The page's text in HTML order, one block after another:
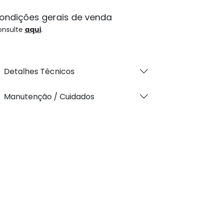
gerais de venda
aqui.
Detalhes Técnicos
Manutenção / Cuidados